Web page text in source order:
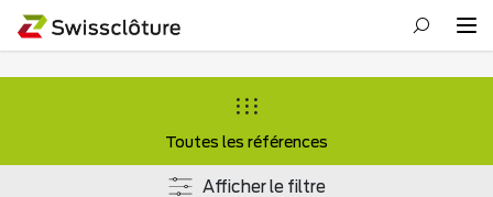
Toutes les références
Afficher le filtre